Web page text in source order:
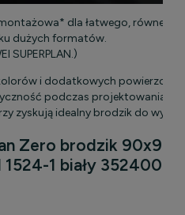
dla łatwego, równego
dużych formatów.
SUPERPLAN.)
i dodatkowych powierzchni
podczas projektowania
zyskują idealny brodzik do